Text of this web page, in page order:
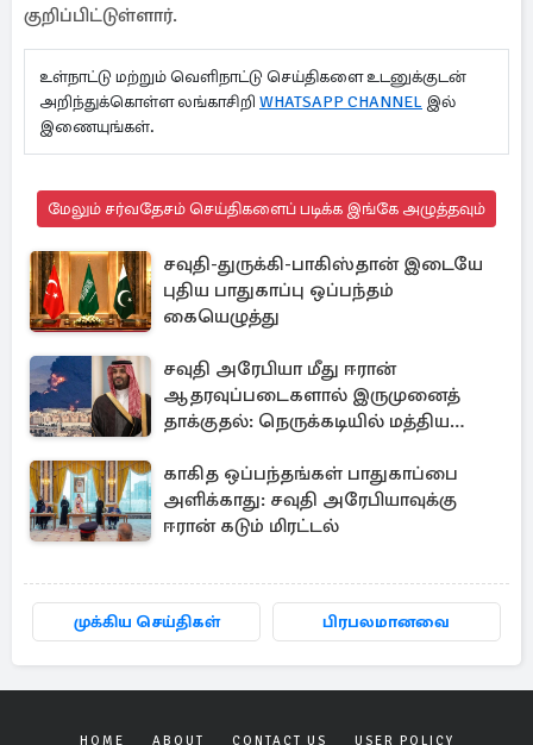
குறிப்பிட்டுள்ளார்.
உள்நாட்டு மற்றும் வெளிநாட்டு செய்திகளை உடனுக்குடன்
அறிந்துக்கொள்ள லங்காசிறி WHATSAPP CHANNEL இல்
இணையுங்கள்.
மேலும் சர்வதேசம் செய்திகளைப் படிக்க இங்கே அழுத்தவும்
சவுதி-துருக்கி-பாகிஸ்தான் இடையே
புதிய பாதுகாப்பு ஒப்பந்தம்
கையெழுத்து
சவுதி அரேபியா மீது ஈரான்
ஆதரவுப்படைகளால் இருமுனைத்
தாக்குதல்: நெருக்கடியில் மத்திய
காகித ஒப்பந்தங்கள் பாதுகாப்பை
அளிக்காது: சவுதி அரேபியாவுக்கு
ஈரான் கடும் மிரட்டல்
முக்கிய செய்திகள் பிரபலமானவை
HOME ABOUT CONTACT US USER POLICY